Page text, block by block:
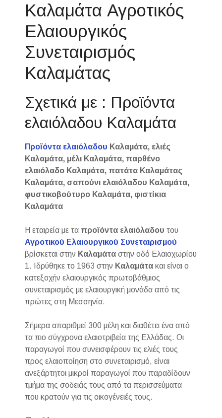
Καλαμάτα Αγροτικός
Ελαιουργικός
Συνεταιρισμός
Καλαμάτας
Σχετικά με : Προϊόντα
ελαιόλαδου Καλαμάτα
Προϊόντα ελαιόλαδου Καλαμάτα, ελιές
Καλαμάτα, μέλι Καλαμάτα, παρθένο
ελαιόλαδο Καλαμάτα, πατάτα Καλαμάτας
Καλαμάτα, σαπούνι ελαιόλαδου Καλαμάτα,
φυστικοβούτυρο Καλαμάτα, φιστίκια
Καλαμάτα
Η εταιρεία με τα προϊόντα ελαιόλαδου του
Αγροτικού Ελαιουργικού Συνεταιρισμού
βρίσκεται στην Καλαμάτα στην οδό Ελαιοχωρίου
1. Ιδρύθηκε το 1963 στην Καλαμάτακαι είναι ο
κατεξοχήν ελαιουργικός πρωτοβάθμιος
συνεταιρισμός με ελαιουργική μονάδα από τις
πρώτες στη Μεσσηνία.
Σήμερα απαριθμεί 300 μέλη και διαθέτει ένα από
τα πιο σύγχρονα ελαιοτριβεία της Ελλάδας. Οι
παραγωγοί που συνεισφέρουν τις ελιές τους
προς ελαιοποίηση στο συνεταιρισμό, είναι
ανεξάρτητοι μικροί παραγωγοί που παραδίδουν
τμήμα της σοδειάς τους από τα περισσεύματα
που κρατούν για τις οικογένειές τους.